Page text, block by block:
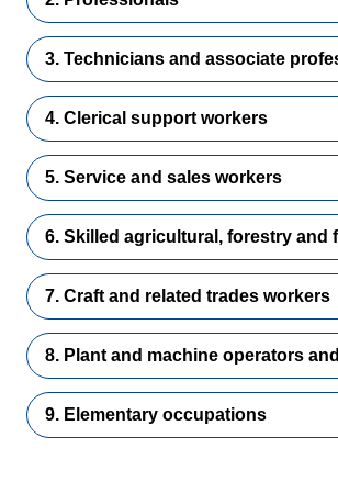
3. Technicians and associate
4. Clerical support workers
5. Service and sales workers
7. Craft and related trades workers
8. Plant and machine operators
9. Elementary occupations